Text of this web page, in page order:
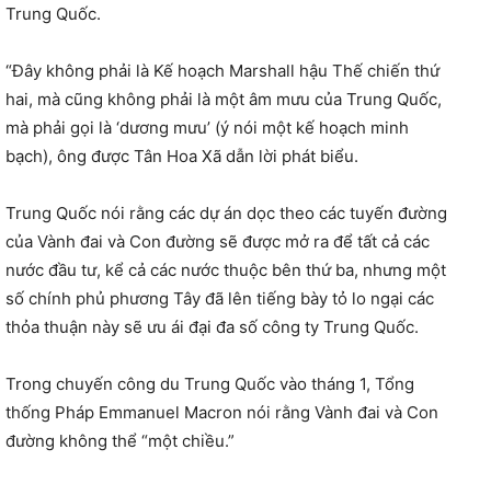
Trung Quốc.
“Đây không phải là Kế hoạch Marshall hậu Thế chiến thứ
hai, mà cũng không phải là một âm mưu của Trung Quốc,
mà phải gọi là ‘dương mưu’ (ý nói một kế hoạch minh
bạch), ông được Tân Hoa Xã dẫn lời phát biểu.
Trung Quốc nói rằng các dự án dọc theo các tuyến đường
của Vành đai và Con đường sẽ được mở ra để tất cả các
nước đầu tư, kể cả các nước thuộc bên thứ ba, nhưng một
số chính phủ phương Tây đã lên tiếng bày tỏ lo ngại các
thỏa thuận này sẽ ưu ái đại đa số công ty Trung Quốc.
Trong chuyến công du Trung Quốc vào tháng 1, Tổng
thống Pháp Emmanuel Macron nói rằng Vành đai và Con
đường không thể “một chiều.”